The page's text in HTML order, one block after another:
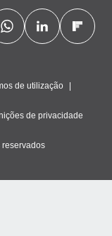
de utilização
de privacidade